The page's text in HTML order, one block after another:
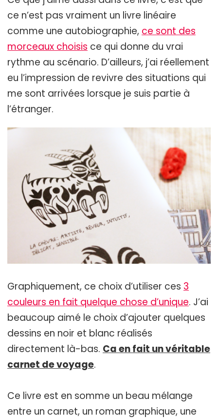
ce n’est pas vraiment un livre linéaire
comme une autobiographie, ce sont des
morceaux choisis ce qui donne du vrai
rythme au scénario. D’ailleurs, j’ai réellement
eu l’impression de revivre des situations qui
me sont arrivées lorsque je suis partie à
l’étranger.
Graphiquement, ce choix d’utiliser ces 3
couleurs en fait quelque chose d’unique. J’ai
beaucoup aimé le choix d’ajouter quelques
dessins en noir et blanc réalisés
directement là-bas. Ca en fait un véritable
carnet de voyage.
Ce livre est en somme un beau mélange
entre un carnet, un roman graphique, une